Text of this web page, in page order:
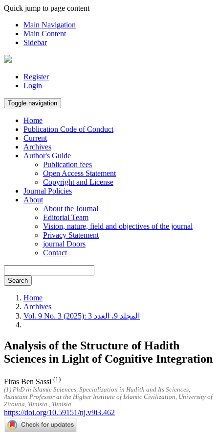
Quick jump to page content
Main Navigation
Main Content
Sidebar
Register
Login
Toggle navigation
Home
Publication Code of Conduct
Current
Archives
Author's Guide
Publication fees
Open Access Statement
Copyright and License
Journal Policies
About
About the Journal
Editorial Team
Vision, nature, field and objectives of the journal
Privacy Statement
journal Doors
Contact
Search
Home
Archives
Vol. 9 No. 3 (2025): المجلد 9، العدد 3
Analysis of the Structure of Hadith
Sciences in Light of Cognitive Integration
Firas Ben Sassi (1)
(1) PhD in Islamic Sciences, Specialization in Hadith and Its Sciences,
Assistant Professor at the Higher Institute of Islamic Civilization, University of
Zitouna, Tunisia , Tunisia
https://doi.org/10.59151/nj.v9i3.462